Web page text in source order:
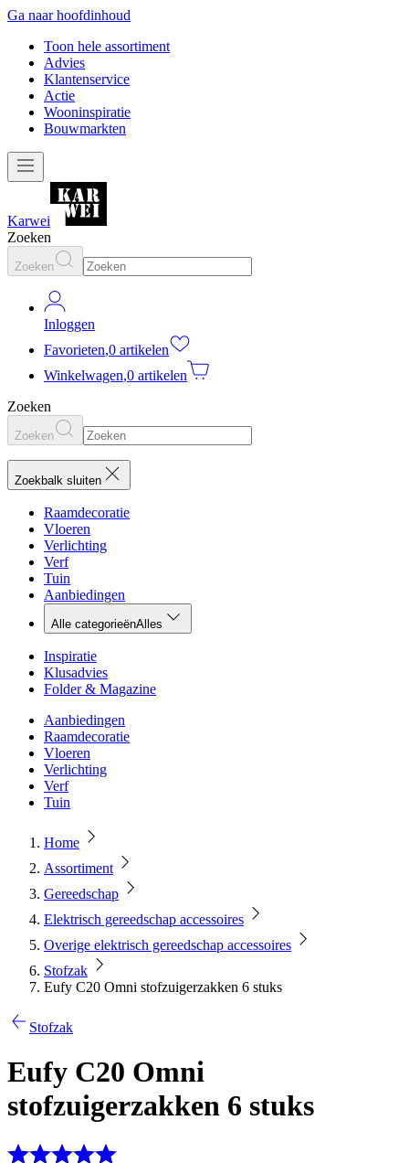
Ga naar hoofdinhoud
Toon hele assortiment
Advies
Klantenservice
Actie
Wooninspiratie
Bouwmarkten
Karwei
Zoeken
Zoeken
Inloggen
Favorieten,0 artikelen
Winkelwagen,0 artikelen
Zoeken
Zoeken
Zoekbalk sluiten
Raamdecoratie
Vloeren
Verlichting
Verf
Tuin
Aanbiedingen
Alle categorieënAlles
Inspiratie
Klusadvies
Folder & Magazine
Aanbiedingen
Raamdecoratie
Vloeren
Verlichting
Verf
Tuin
Home
Assortiment
Gereedschap
Elektrisch gereedschap accessoires
Overige elektrisch gereedschap accessoires
Stofzak
Eufy C20 Omni stofzuigerzakken 6 stuks
Stofzak
Eufy C20 Omni
stofzuigerzakken 6 stuks